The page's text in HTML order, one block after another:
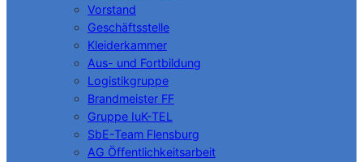
Vorstand
Geschäftsstelle
Kleiderkammer
Aus- und Fortbildung
Logistikgruppe
Brandmeister FF
Gruppe IuK-TEL
SbE-Team Flensburg
AG Öffentlichkeitsarbeit